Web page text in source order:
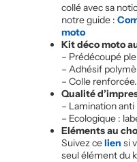
collé avec sa
notre guide :
moto
Kit déco moto
– Prédécoupé
– Adhésif
– Colle renforcée.
Qualité
– Lamination
– Ecologique :
Eléments au
Suivez celien si
seul élément du